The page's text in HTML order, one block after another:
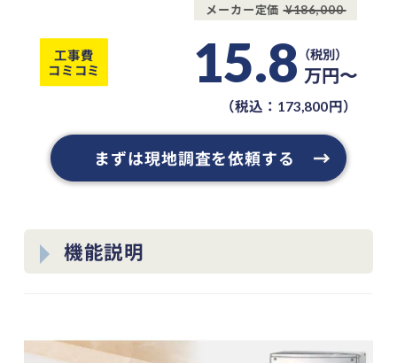
メーカー定価¥186,000
工事費
コミコミ
15.8 万円〜
（税込： 173,800円）
まずは現地調査を依頼する
機能説明